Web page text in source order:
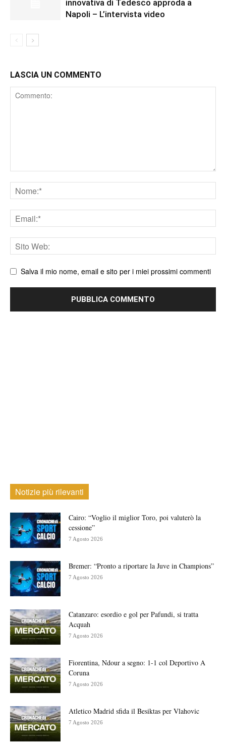
innovativa di Tedesco approda a
Napoli – L’intervista video
LASCIA UN COMMENTO
Comment
Nome
Email
Sito
web
Salva il mio nome, email e sito per i miei prossimi commenti
Notizie più rilevanti
Cairo: “Voglio il miglior Toro, poi valuterò la
cessione”
7 Agosto 2026
Bremer: “Pronto a riportare la Juve in Champions”
7 Agosto 2026
Catanzaro: esordio e gol per Pafundi, si tratta
Acquah
7 Agosto 2026
Fiorentina, Ndour a segno: 1-1 col Deportivo A
Coruna
7 Agosto 2026
Atletico Madrid sfida il Besiktas per Vlahovic
7 Agosto 2026